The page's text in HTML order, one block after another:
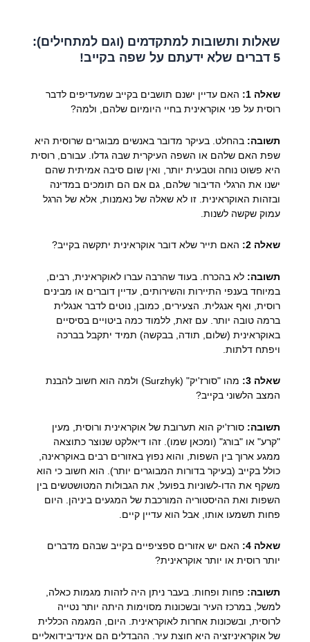
שאלות ותשובות למתקדמים (וגם למתחילים):
5 דברים שלא ידעתם על שפה בקייב!
שאלה 1:
האם עדיין ישנם תושבים בקייב שמעדיפים לדבר
רוסית על פני אוקראינית בחיי היומיום שלהם, ולמה?
תשובה: בהחלט. בעיקר מדובר באנשים מבוגרים שרוסית היא
שפת האם שלהם או השפה העיקרית שבה גדלו. עבורם, רוסית
היא פשוט נוחה וטבעית יותר, ואין שום סיבה אמיתית שהם
ישנו את הרגלי הדיבור שלהם, גם אם הם תומכים במדינה
ובזהות האוקראינית. זו לא שאלה של נאמנות, אלא של הרגל
עמוק שקשה לשנות.
שאלה 2: האם תייר שלא דובר אוקראינית יתקשה בקייב?
תשובה: לא בהכרח. בעוד שהרבה עברו לאוקראינית, רבים,
במיוחד בענפי התיירות והשירותים, עדיין דוברים או מבינים
רוסית, ואף אנגלית. הצעירים, כמובן, נוטים לדבר אנגלית
ברמה טובה יותר. עם זאת, ללמוד כמה ביטויים בסיסיים
באוקראינית (שלום, תודה, בבקשה) תמיד יתקבל בברכה
ויפתח דלתות.
שאלה 3:
מהו "סורז'יק" (Surzhyk) ולמה הוא חשוב להבנת
המצב הלשוני בקייב?
תשובה: סורז'יק הוא תערובת של אוקראינית ורוסית, מעין
"קרע" או "בורג" (ומכאן שמו). זהו דיאלקט שנוצר כתוצאה
ממגע ארוך בין השפות, והוא נפוץ באזורים רבים באוקראינה,
כולל בקייב (בעיקר בדורות המבוגרים יותר). הוא חשוב כי הוא
משקף את הדו-לשוניות בפועל, את הגבולות המטושטשים בין
השפות ואת ההיסטוריה המורכבת של המגעים ביניהן. היום
פחות תשמעו אותו, אבל הוא עדיין קיים.
שאלה 4:
האם יש אזורים ספציפיים בקייב שבהם מדברים
יותר רוסית או יותר אוקראינית?
תשובה: פחות ופחות. בעבר ניתן היה לזהות מגמות כאלה,
למשל, במרכז העיר ובשכונות מסוימות היתה יותר נטייה
לרוסית, ובשכונות אחרות לאוקראינית. היום, המגמה הכללית
של אוקראיניזציה היא חוצת עיר. ההבדלים הם אינדיבידואליים